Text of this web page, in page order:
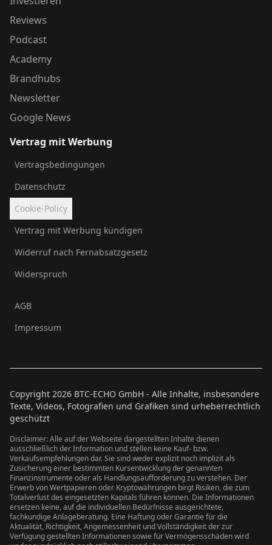
Reviews
Podcast
Academy
Brandhubs
Newsletter
Google News
Vertrag mit Werbung
Vertragsbedingungen
Datenschutz
Cookie-Policy
Vertrag mit Werbung kündigen
Widerruf nach Fernabsatzgesetz
Widerspruch
AGB
Impressum
Copyright 2026 BTC-ECHO GmbH - Alle Inhalte, insbesondere
Texte, Videos, Fotografien und Grafiken sind urheberrechtlich
geschützt
Disclaimer: Alle auf der Webseite dargestellten Inhalte dienen
ausschließlich der Information und stellen keine Kauf- bzw.
Verkaufsempfehlungen dar. Sie sind weder explizit noch implizit als
Zusicherung einer bestimmten Kursentwicklung der genannten
Finanzinstrumente oder als Handlungsaufforderung zu verstehen. Der
Erwerb von Wertpapieren oder Kryptowährungen birgt Risiken, die zum
Totalverlust des eingesetzten Kapitals führen können. Die Informationen
ersetzen keine, auf die individuellen Bedürfnisse ausgerichtete,
fachkundige Anlageberatung. Eine Haftung oder Garantie für die
Aktualität, Richtigkeit, Angemessenheit und Vollständigkeit der zur
Verfügung gestellten Informationen sowie für Vermögensschäden wird